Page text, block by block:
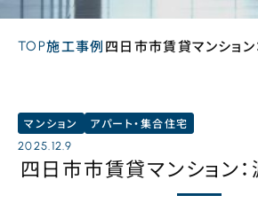
TOP施工事例 四日市市賃貸マンショ
マンション アパート・集合住宅
2025.12.9
四日市市賃貸マンション